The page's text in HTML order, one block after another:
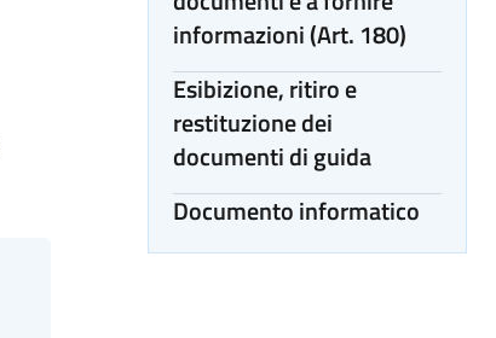
informazioni (Art. 180)
Esibizione, ritiro e
restituzione dei
documenti di guida
Documento informatico